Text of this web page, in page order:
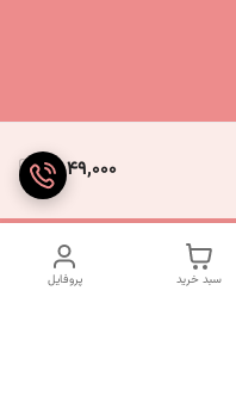
2,049,000
پروفایل سبد خرید